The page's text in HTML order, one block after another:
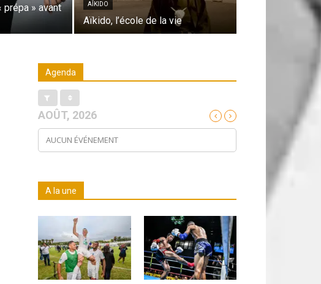
prépa » avant
AÎKIDO
Aïkido, l’école de la vie
Agenda
AOÛT, 2026
AUCUN ÉVÉNEMENT
A la une